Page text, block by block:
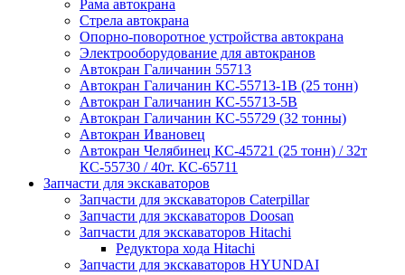
Рама автокрана
Стрела автокрана
Опорно-поворотное устройства автокрана
Электрооборудование для автокранов
Автокран Галичанин 55713
Автокран Галичанин КС-55713-1В (25 тонн)
Автокран Галичанин КС-55713-5В
Автокран Галичанин КС-55729 (32 тонны)
Автокран Ивановец
Автокран Челябинец КС-45721 (25 тонн) / 32т
КС-55730 / 40т. КС-65711
Запчасти для экскаваторов
Запчасти для экскаваторов Caterpillar
Запчасти для экскаваторов Doosan
Запчасти для экскаваторов Hitachi
Редуктора хода Hitachi
Запчасти для экскаваторов HYUNDAI